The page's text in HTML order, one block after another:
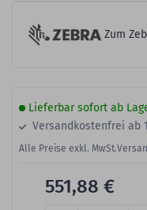
Zum
Lieferbar sofort ab
Versandkostenfrei ab
Alle Preise exkl. MwSt.
551,88 €